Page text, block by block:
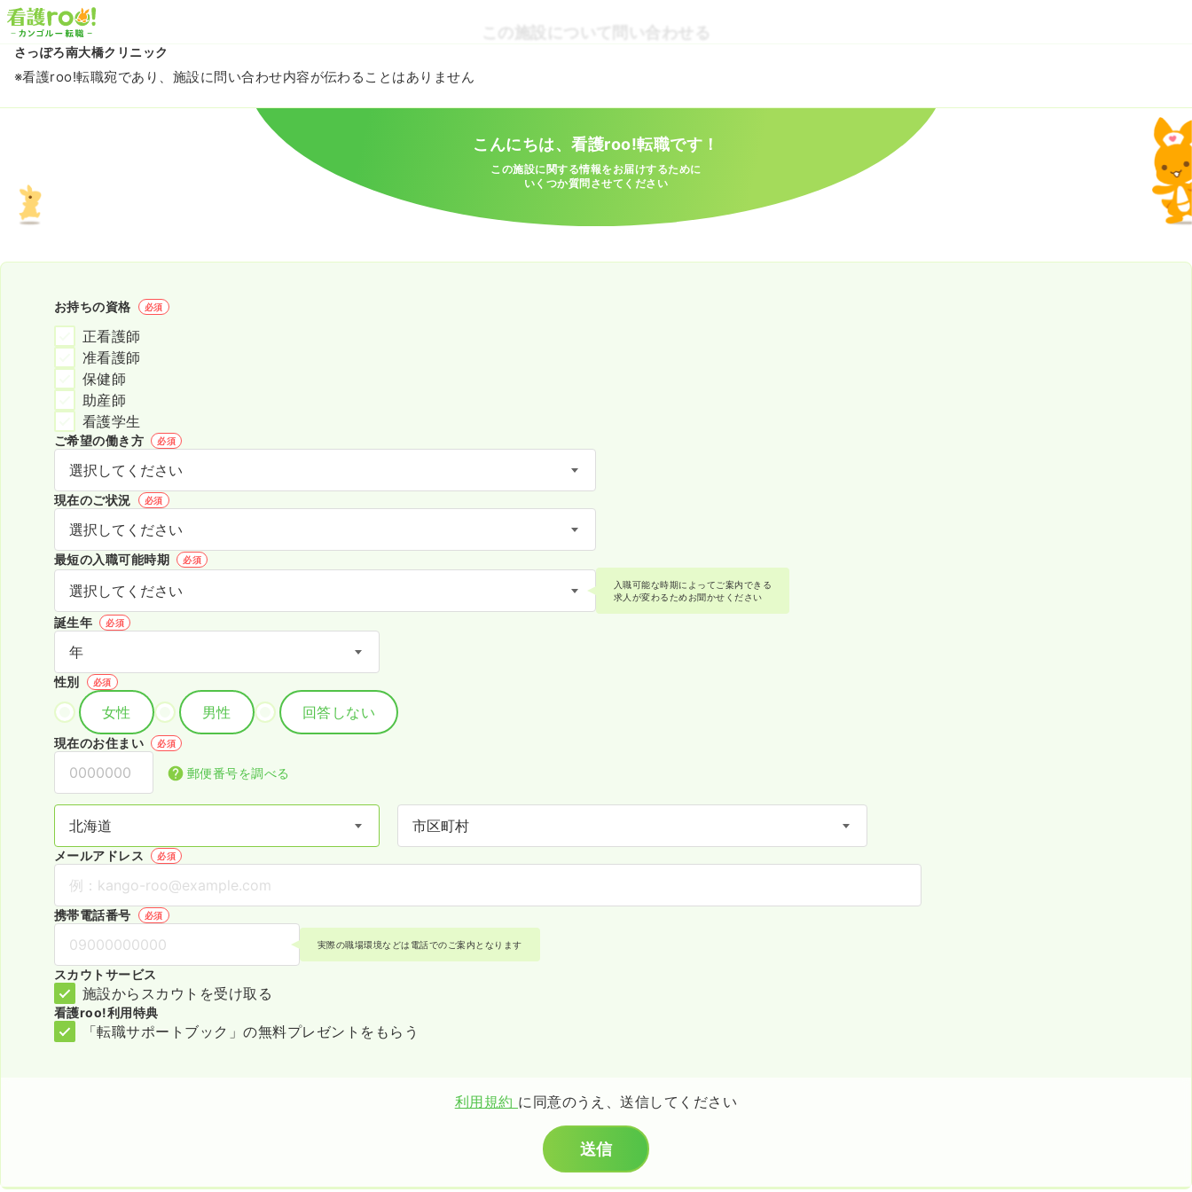
この施設について問い合わせる
さっぽろ南大橋クリニック
※看護roo!転職宛であり、施設に問い合わせ内容が伝わることはありません
こんにちは、看護roo!転職です！
この施設に関する情報をお届けするために
いくつか質問させてください
お持ちの資格 必須
正看護師
准看護師
保健師
助産師
看護学生
ご希望の働き方 必須
現在のご状況 必須
最短の入職可能時期 必須
入職可能な時期によってご案内できる
求人が変わるためお聞かせください
誕生年 必須
性別 必須
女性 男性 回答しない
現在のお住まい 必須
郵便番号を調べる
メールアドレス 必須
携帯電話番号 必須
実際の職場環境などは電話でのご案内となります
スカウトサービス
施設からスカウトを受け取る
看護roo!利用特典
「転職サポートブック」の無料プレゼントをもらう
利用規約 に同意のうえ、送信してください
送信